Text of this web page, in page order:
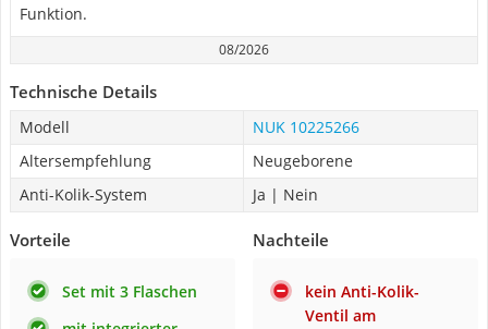
Funktion.
08/2026
Technische Details
Modell
NUK 10225266
Altersempfehlung
Neugeborene
Anti-Kolik-System
Ja | Nein
Vorteile
Set mit 3 Flaschen
Nachteile
kein Anti-Kolik-
Ventil am